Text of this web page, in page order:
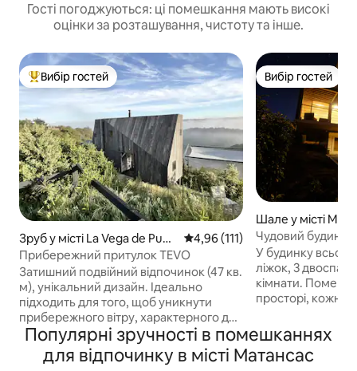
Гості погоджуються: ці помешкання мають високі
оцінки за розташування, чистоту та інше.
Топ вибір гостей
Вибір гостей
Зруб у місті La Vega de Pupu
ya
Середня оцінка: 4,96 з 5,
4,96 (111)
Прибережний притулок TEVO
Затишний подвійний відпочинок (47 кв.
м), унікальний дизайн. Ідеально
підходить для того, щоб уникнути
прибережного вітру, характерного для
цього району, і насолодитися
помірними долинами, струмками та
незайманою природою. Усього в
Вибір гостей
Вибір гостей
Шале у місті
Чудовий
на 180º
У будинку
ліжок, 3
кімнати.
просторі, кожне
спільного
кількома сім
кухня. У 5
Популярні зручності в помешканнях
для відпочинку в місті Матансас